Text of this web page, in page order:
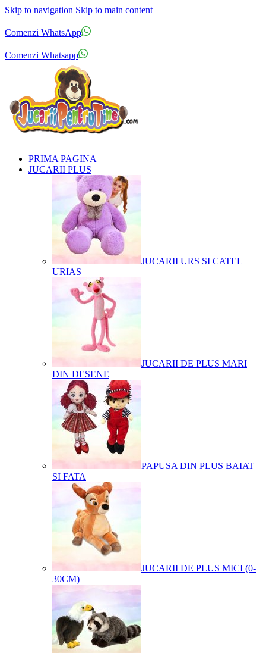
Skip to navigation Skip to main content
Comenzi WhatsApp
Comenzi Whatsapp
PRIMA PAGINA
JUCARII PLUS
JUCARII URS SI CATEL
URIAS
JUCARII DE PLUS MARI
DIN DESENE
PAPUSA DIN PLUS BAIAT
SI FATA
JUCARII DE PLUS MICI (0-
30CM)